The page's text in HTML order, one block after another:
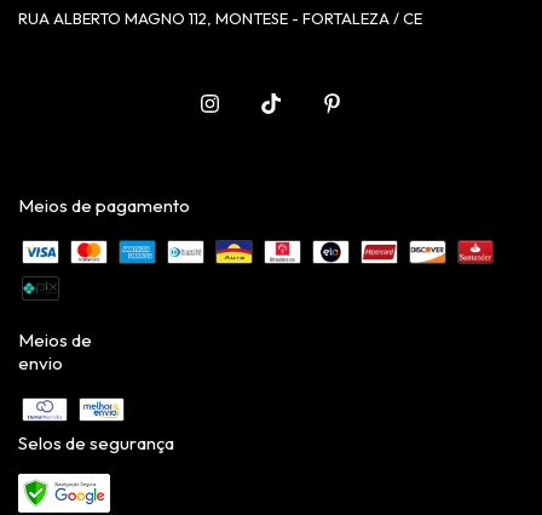
RUA ALBERTO MAGNO 112, MONTESE - FORTALEZA / CE
Meios de pagamento
Meios de
envio
Selos de segurança